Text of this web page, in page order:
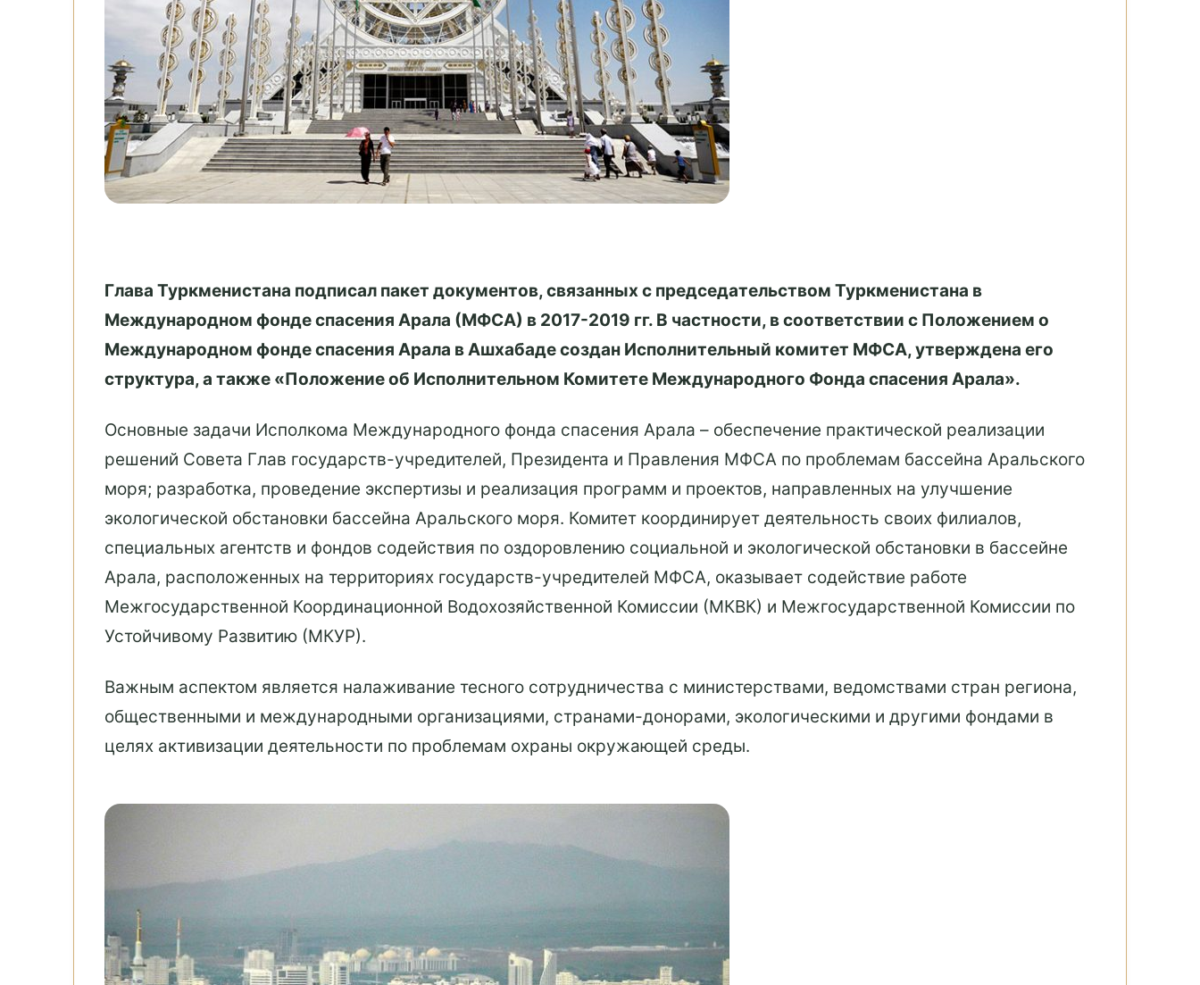
Глава Туркменистана подписал пакет документов, связанных с председательством Туркменистана в
Международном фонде спасения Арала (МФСА) в 2017-2019 гг. В частности, в соответствии с Положением о
Международном фонде спасения Арала в Ашхабаде создан Исполнительный комитет МФСА, утверждена его
структура, а также «Положение об Исполнительном Комитете Международного Фонда спасения Арала».
Основные задачи Исполкома Международного фонда спасения Арала – обеспечение практической реализации
решений Совета Глав государств-учредителей, Президента и Правления МФСА по проблемам бассейна Аральского
моря; разработка, проведение экспертизы и реализация программ и проектов, направленных на улучшение
экологической обстановки бассейна Аральского моря. Комитет координирует деятельность своих филиалов,
специальных агентств и фондов содействия по оздоровлению социальной и экологической обстановки в бассейне
Арала, расположенных на территориях государств-учредителей МФСА, оказывает содействие работе
Межгосударственной Координационной Водохозяйственной Комиссии (МКВК) и Межгосударственной Комиссии по
Устойчивому Развитию (МКУР).
Важным аспектом является налаживание тесного сотрудничества с министерствами, ведомствами стран региона,
общественными и международными организациями, странами-донорами, экологическими и другими фондами в
целях активизации деятельности по проблемам охраны окружающей среды.